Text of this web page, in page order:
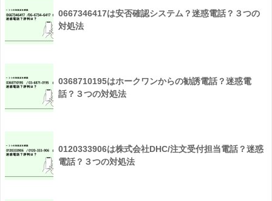
0667346417は安否確認システム？迷惑電話？３つの
対処法
0368710195はホークワンからの勧誘電話？迷惑電
話？３つの対処法
0120333906は株式会社DHC/注文受付担当電話？迷惑
電話？３つの対処法